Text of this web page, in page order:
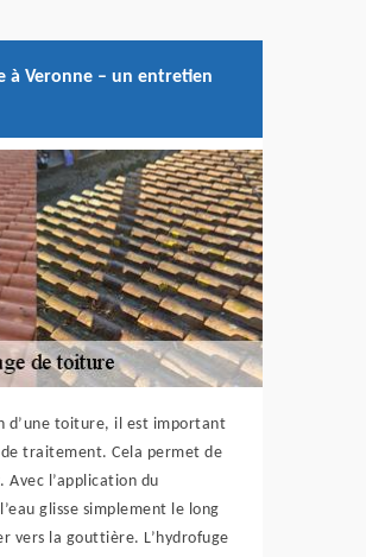
à Veronne – un entretien
d’une toiture, il est important
de traitement. Cela permet de
l’application du
glisse simplement le long
vers la gouttière. L’hydrofuge